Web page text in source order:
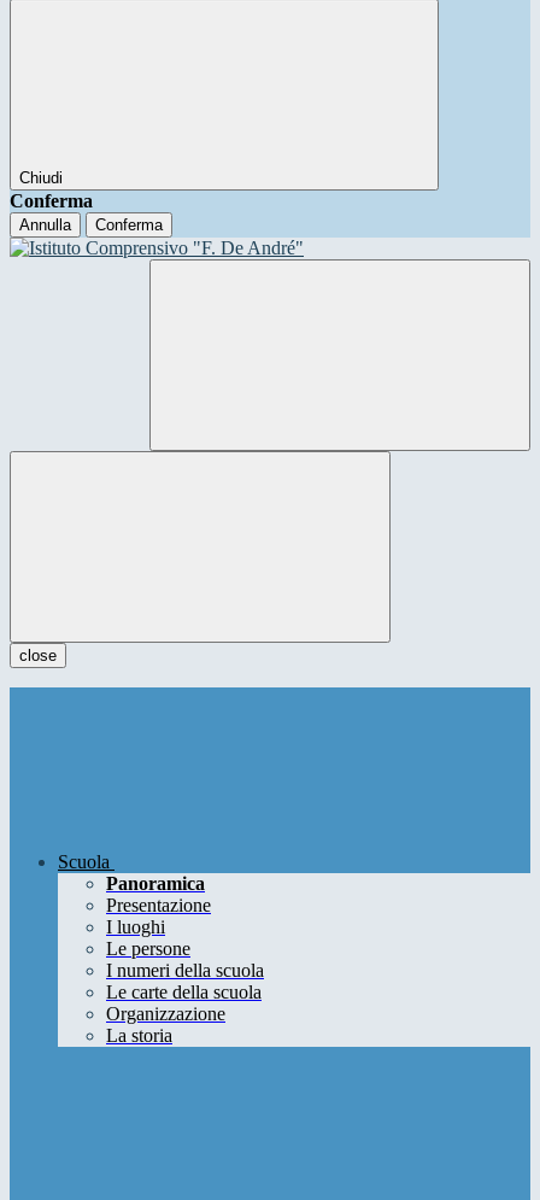
Chiudi
Conferma
Annulla Conferma
close
Scuola
Panoramica
Presentazione
I luoghi
Le persone
I numeri della scuola
Le carte della scuola
Organizzazione
La storia